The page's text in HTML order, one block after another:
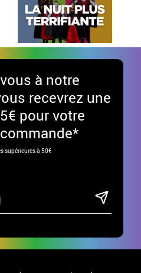
à notre
recevrez une
pour votre
supérieures à 50€